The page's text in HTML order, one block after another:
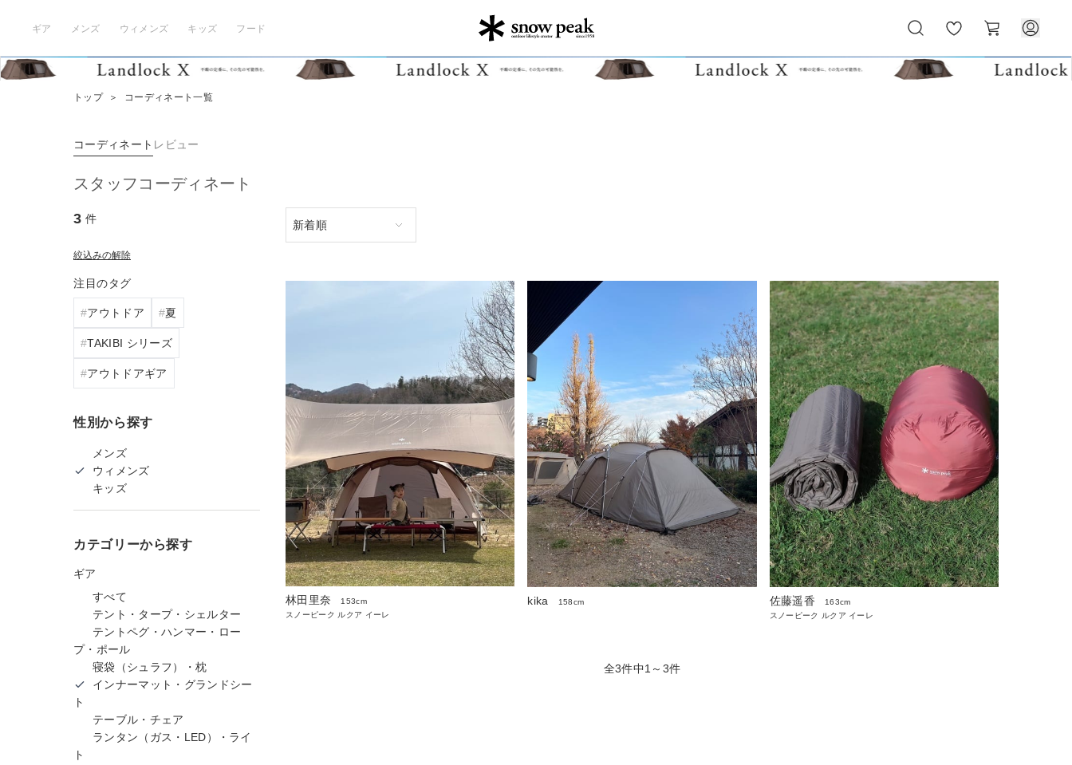
ギア メンズ ウィメンズ キッズ フード
気
に
ー
ト
トップ ＞ コーディネート一覧
コーディネート レビュー
スタッフコーディネート
3 件
絞込みの解除
注目のタグ
アウトドア 夏
TAKIBI シリーズ
アウトドアギア
性別から探す
メンズ
ウィメンズ
キッズ
カテゴリーから探す
ギア
すべて
テント・タープ・シェルター
テントペグ・ハンマー・ロー
プ・ポール
寝袋（シュラフ）・枕
インナーマット・グランドシー
ト
テーブル・チェア
ランタン（ガス・LED）・ライ
ト
林田里奈
153cm
スノーピーク ルクア イーレ
kika 158cm 佐藤遥香
163cm
スノーピーク ルクア イーレ
全3件中1～3件